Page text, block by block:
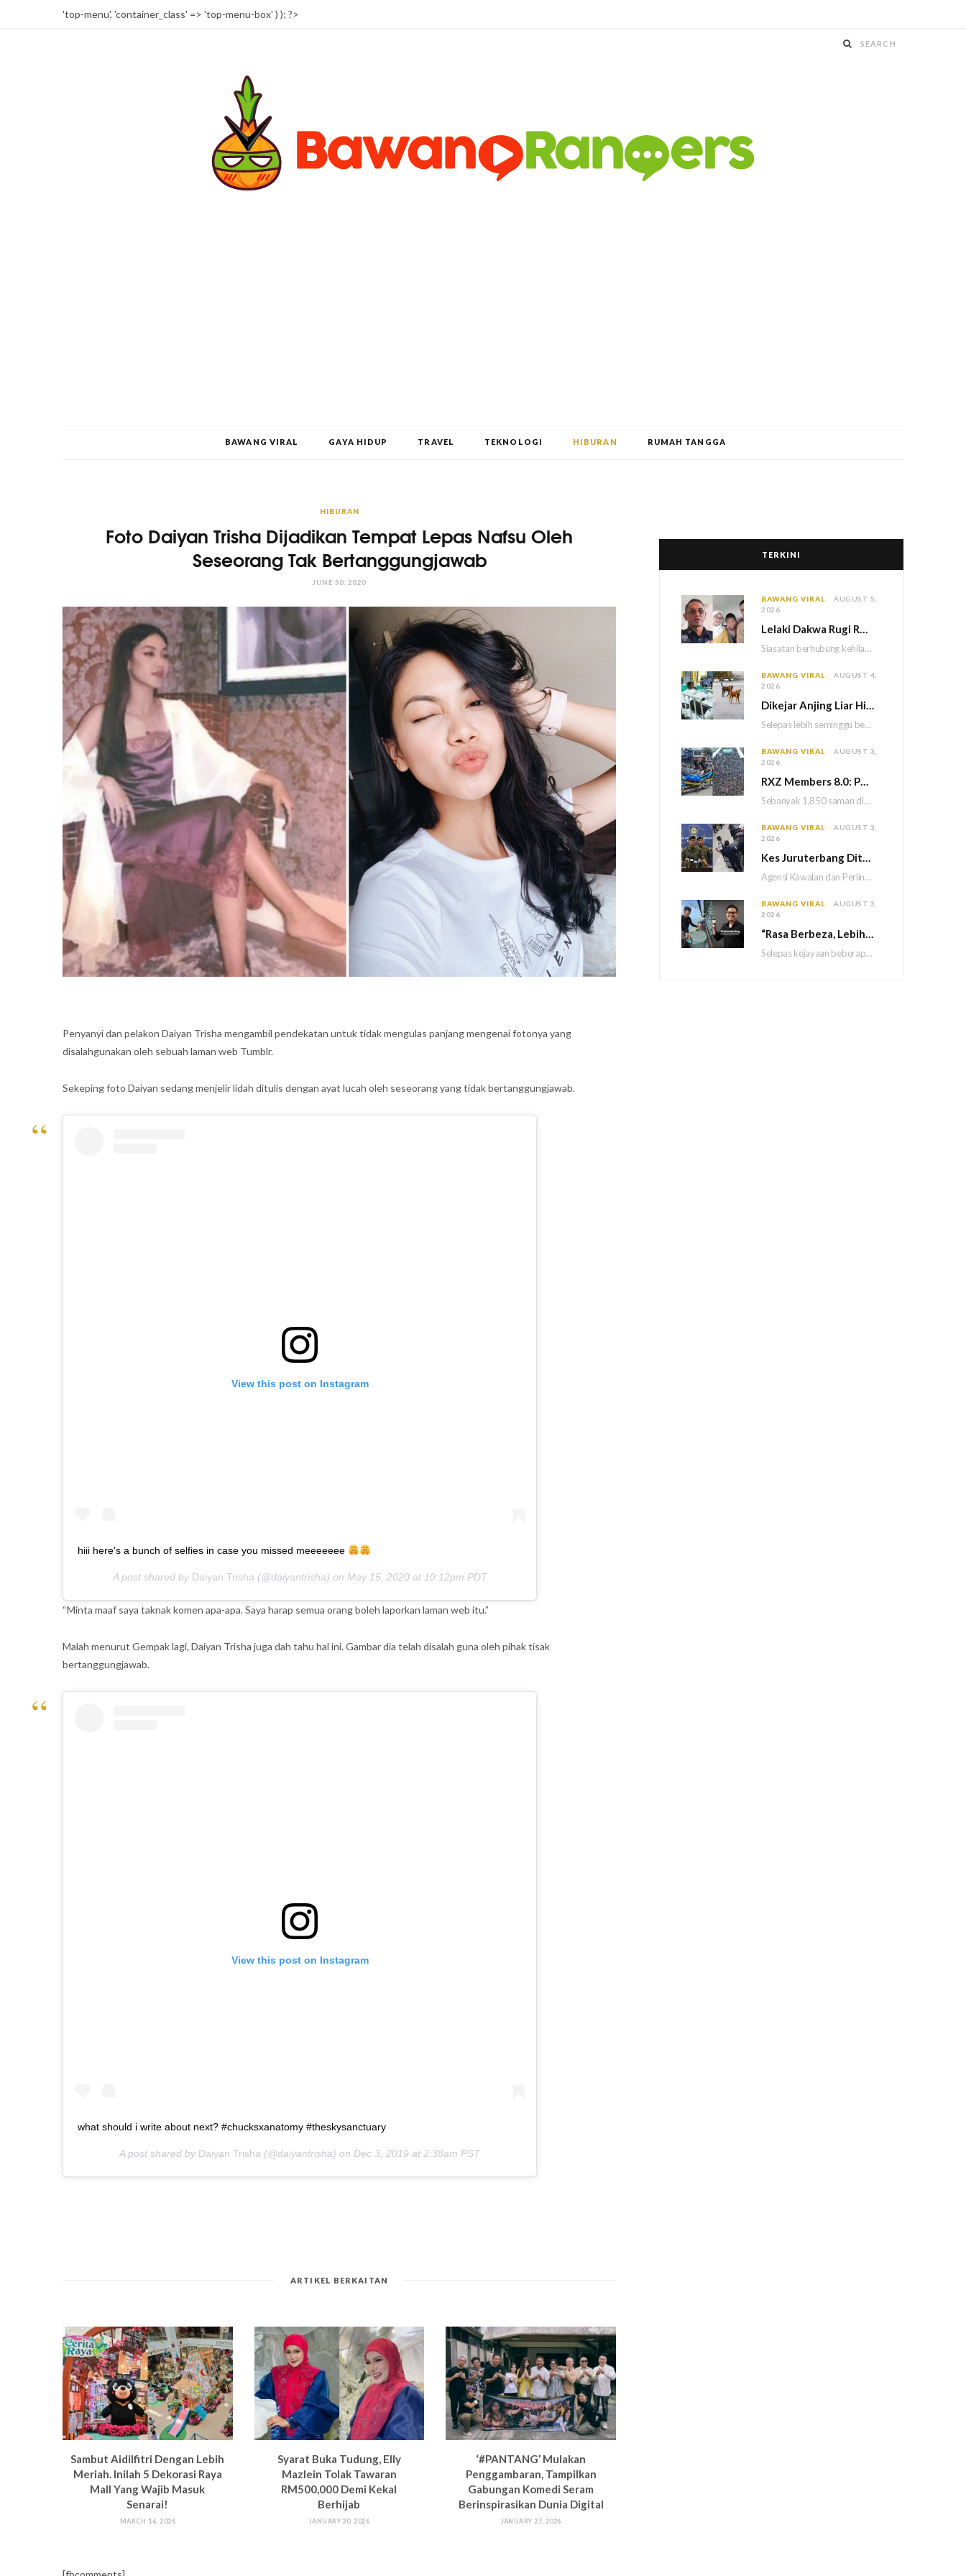
'top-menu', 'container_class' => 'top-menu-box' ) ); ?>
BAWANG VIRAL GAYA HIDUP TRAVEL TEKNOLOGI HIBURAN RUMAH TANGGA
HIBURAN
Foto Daiyan Trisha Dijadikan Tempat Lepas Nafsu Oleh
Seseorang Tak Bertanggungjawab
JUNE 30, 2020
Penyanyi dan pelakon Daiyan Trisha mengambil pendekatan untuk tidak mengulas panjang mengenai fotonya yang
disalahgunakan oleh sebuah laman web Tumblr.
Sekeping foto Daiyan sedang menjelir lidah ditulis dengan ayat lucah oleh seseorang yang tidak bertanggungjawab.
View this post on Instagram
hiii here's a bunch of selfies in case you missed meeeeeee
A post shared by Daiyan Trisha (@daiyantrisha) on May 15, 2020 at 10:12pm PDT
“Minta maaf saya taknak komen apa-apa. Saya harap semua orang boleh laporkan laman web itu.”
Malah menurut Gempak lagi, Daiyan Trisha juga dah tahu hal ini. Gambar dia telah disalah guna oleh pihak tisak
bertanggungjawab.
View this post on Instagram
what should i write about next? #chucksxanatomy #theskysanctuary
A post shared by Daiyan Trisha (@daiyantrisha) on Dec 3, 2019 at 2:38am PST
ARTIKEL BERKAITAN
Sambut Aidilfitri Dengan Lebih
Meriah. Inilah 5 Dekorasi Raya
Mall Yang Wajib Masuk
Senarai!
MARCH 16, 2026
Syarat Buka Tudung, Elly
Mazlein Tolak Tawaran
RM500,000 Demi Kekal
Berhijab
JANUARY 30, 2026
‘#PANTANG’ Mulakan
Penggambaran, Tampilkan
Gabungan Komedi Seram
Berinspirasikan Dunia Digital
JANUARY 27, 2026
TERKINI
BAWANG VIRAL
AUGUST 5,
2026
Lelaki Dakwa Rugi RM25,000 Akibat Hutang Kutu, Polis Siasat Kaitan Dengan Kehilangan Tiga Beranak
Siasatan berhubung kehilangan tiga sekeluarga di Bukit Kayu Hitam kini memasuki perkembangan baharu apabila polis…
BAWANG VIRAL
AUGUST 4,
2026
Dikejar Anjing Liar Hingga Kemalangan, Mekanik Berdepan Risiko Kecederaan Otak Kekal
Selepas lebih seminggu berada dalam keadaan koma akibat kemalangan dipercayai berpunca daripada kejadian dikejar sekumpulan…
BAWANG VIRAL
AUGUST 3,
2026
RXZ Members 8.0: Polis Keluar 1,850 Saman, Sita 222 Motosikal & 5 Maut
Sebanyak 1,850 saman dikeluarkan atas pelbagai kesalahan lalu lintas manakala 222 motosikal disita sepanjang penganjuran…
BAWANG VIRAL
AUGUST 3,
2026
Kes Juruterbang Ditahan Di Indonesia: AKPS Dedah Bagasi Lepasi Saringan KLIA Tanpa Imej Mencurigakan
Agensi Kawalan dan Perlindungan Sempadan Malaysia (AKPS) menjelaskan bahawa semua prosedur pemeriksaan keselamatan di Lapangan…
BAWANG VIRAL
AUGUST 3,
2026
“Rasa Berbeza, Lebih Kick” – Khairul Aming Sanggup Turun Ke Laut Demi Hasilkan Sambal Nyet Bilis Baharu
Selepas kejayaan beberapa produk terdahulu, usahawan dan pempengaruh, Khairul Aming kini tampil dengan produk terbaharunya…